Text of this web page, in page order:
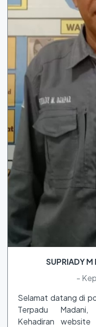
SUPRIADY
-
Selamat datang di
Terpadu Madani,
Kehadiran